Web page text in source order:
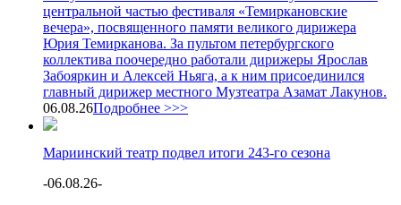
центральной частью фестиваля «Темиркановские
вечера», посвященного памяти великого дирижера
Юрия Темирканова. За пультом петербургского
коллектива поочередно работали дирижеры Ярослав
Забояркин и Алексей Ньяга, а к ним присоединился
главный дирижер местного Музтеатра Азамат Лакунов.
06.08.26Подробнее >>>
Мариинский театр подвел итоги 243-го сезона
-06.08.26-